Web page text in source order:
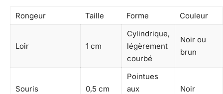
Rongeur Taille Forme Couleur
Loir 1 cm
Cylindrique,
légèrement
courbé
Noir ou
brun
Souris 0,5 cm
Pointues
aux
Noir